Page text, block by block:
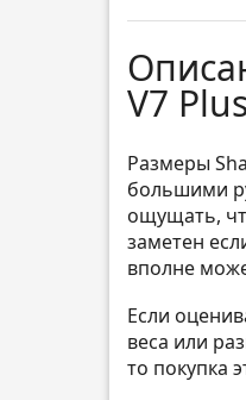
V7 Plus
Размеры
большими
ощущать,
заметен
вполне
Если
веса или
то покупка